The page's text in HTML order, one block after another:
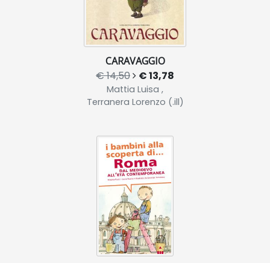
CARAVAGGIO
€ 14,50 € 13,78
Mattia Luisa ,
Terranera Lorenzo (.ill)